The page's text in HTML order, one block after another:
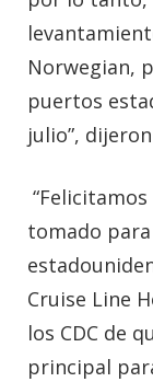
Norwegian,
puertos
julio”,
tomado
Cruise Line
los CDC de
principal